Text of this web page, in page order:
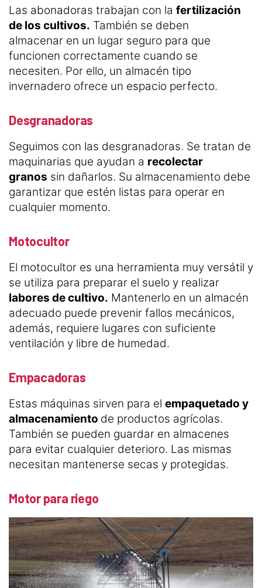
Las abonadoras trabajan con la fertilización
de los cultivos. También se deben
almacenar en un lugar seguro para que
funcionen correctamente cuando se
necesiten. Por ello, un almacén tipo
invernadero ofrece un espacio perfecto.
Desgranadoras
Seguimos con las desgranadoras. Se tratan de
maquinarias que ayudan a recolectar
granos sin dañarlos. Su almacenamiento debe
garantizar que estén listas para operar en
cualquier momento.
Motocultor
El motocultor es una herramienta muy versátil y
se utiliza para preparar el suelo y realizar
labores de cultivo. Mantenerlo en un almacén
adecuado puede prevenir fallos mecánicos,
además, requiere lugares con suficiente
ventilación y libre de humedad.
Empacadoras
Estas máquinas sirven para el empaquetado y
almacenamiento de productos agrícolas.
También se pueden guardar en almacenes
para evitar cualquier deterioro. Las mismas
necesitan mantenerse secas y protegidas.
Motor para riego